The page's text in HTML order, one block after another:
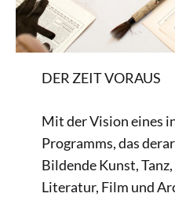
DER ZEIT VORAUS
Mit der Vision eines
Programms, das
Bildende Kunst,
Literatur, Film und